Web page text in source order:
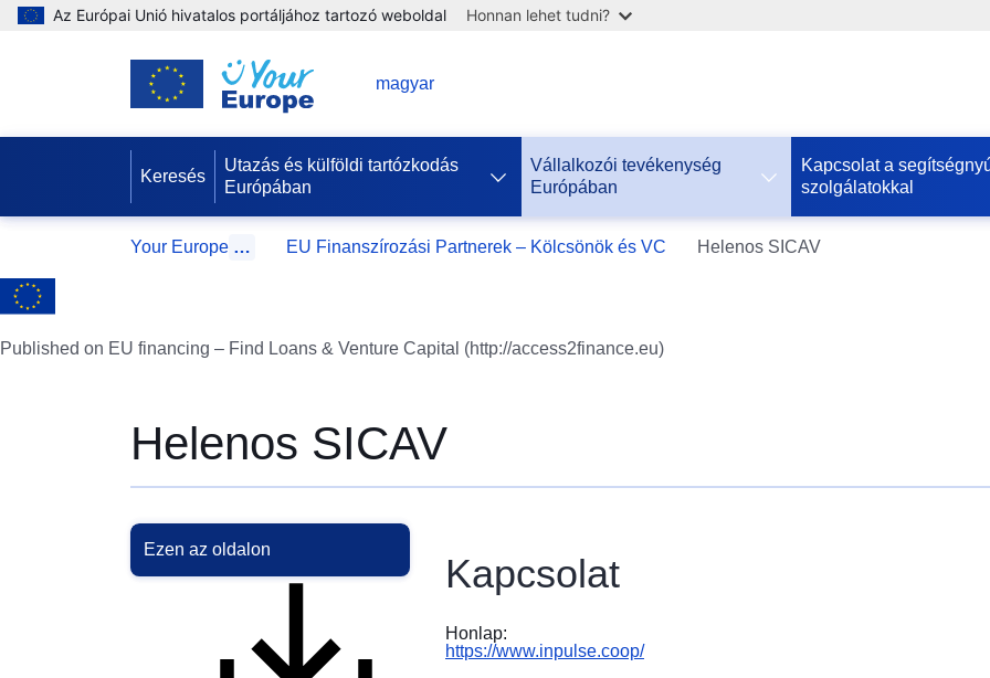
Az Európai Unió hivatalos portáljához tartozó weboldal Honnan lehet tudni?
magyar
Keresés
Utazás és külföldi tartózkodás
Európában
Vállalkozói tevékenység
Európában
Kapcsolat a
szolgálatokkal
ЄС
порятунку
Your Europe … EU Finanszírozási Partnerek – Kölcsönök és VC Helenos SICAV
Published on EU financing – Find Loans & Venture Capital (http://access2finance.eu)
Helenos SICAV
Ezen az oldalon
Kapcsolat
Honlap:
https://www.inpulse.coop/